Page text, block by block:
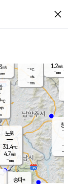
close
-℃
-m/s
-mm
창
-
-m/
-
1.2m/s
-mm
노원
31.4℃
4.7m/s
-mm
송파*
℃
s
m/s
mm